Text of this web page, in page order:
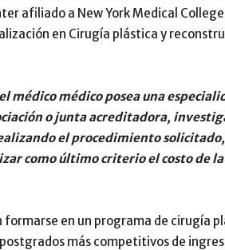
afiliado a New York Medical
en Cirugía plástica y
médico médico posea una
o junta acreditadora,
el procedimiento
como último criterio el costo de
formarse en un programa de cirugía
más competitivos de